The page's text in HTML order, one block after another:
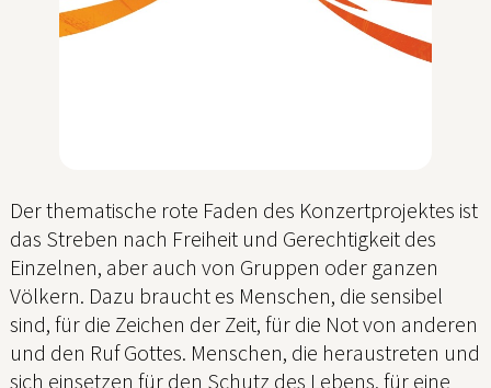
Der thematische rote Faden des Konzertprojektes ist
das Streben nach Freiheit und Gerechtigkeit des
Einzelnen, aber auch von Gruppen oder ganzen
Völkern. Dazu braucht es Menschen, die sensibel
sind, für die Zeichen der Zeit, für die Not von anderen
und den Ruf Gottes. Menschen, die heraustreten und
sich einsetzen für den Schutz des Lebens, für eine